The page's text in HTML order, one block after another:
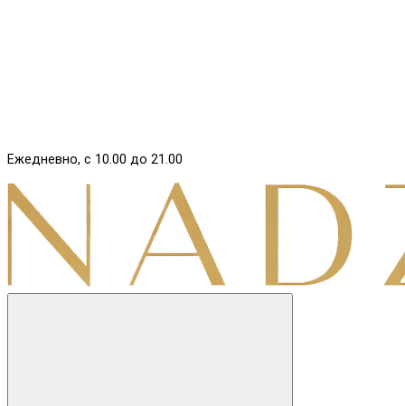
Ежедневно, с 10.00 до 21.00